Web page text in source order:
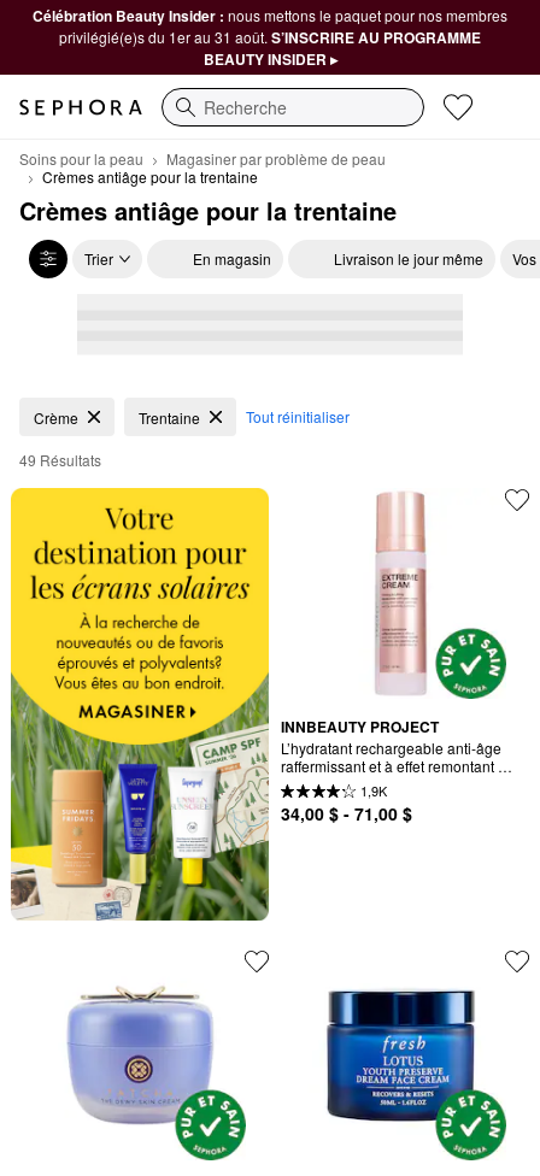
Célébration Beauty Insider : nous mettons le paquet pour nos membres
privilégié(e)s du 1er au 31 août. S’INSCRIRE AU PROGRAMME
BEAUTY INSIDER ▸
Recherche
Soins pour la peau
Magasiner par problème de peau
Crèmes antiâge pour la trentaine
Crèmes antiâge pour la trentaine
Trier En magasin Livraison le jour même
Crèmes antiâge pour la trentaine
Crème Trentaine Tout réinitialiser
49 Résultats
INNBEAUTY PROJECT
L’hydratant rechargeable anti-âge
raffermissant et à effet remontant
Extreme Cream
1,9K
34,00 $ - 71,00 $